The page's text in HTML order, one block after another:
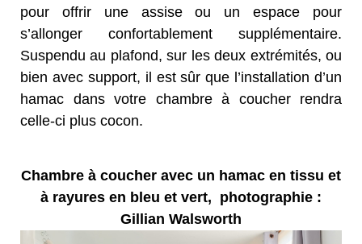
pour offrir une assise ou un espace pour
s’allonger confortablement supplémentaire.
Suspendu au plafond, sur les deux extrémités, ou
bien avec support, il est sûr que l’installation d’un
hamac dans votre chambre à coucher rendra
celle-ci plus cocon.
Chambre à coucher avec un hamac en tissu et
à rayures en bleu et vert, photographie :
Gillian Walsworth